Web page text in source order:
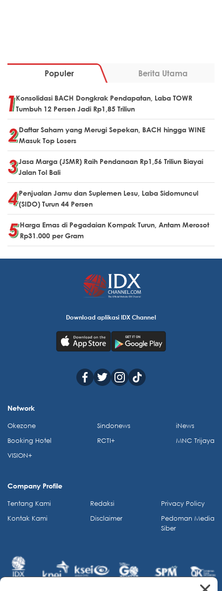
Populer Berita Utama
Konsolidasi BACH Dongkrak Pendapatan, Laba TOWR
Tumbuh 12 Persen Jadi Rp1,85 Triliun
Daftar Saham yang Merugi Sepekan, BACH hingga WINE
Masuk Top Losers
Jasa Marga (JSMR) Raih Pendanaan Rp1,56 Triliun Biayai
Jalan Tol Bali
Penjualan Jamu dan Suplemen Lesu, Laba Sidomuncul
(SIDO) Turun 44 Persen
Harga Emas di Pegadaian Kompak Turun, Antam Merosot
Rp31.000 per Gram
Download aplikasi IDX Channel
Network
Okezone
Booking Hotel
VISION+
Sindonews
RCTI+
iNews
MNC Trijaya
Company Profile
Tentang Kami
Kontak Kami
Redaksi
Disclaimer
Privacy Policy
Pedoman Media
Siber